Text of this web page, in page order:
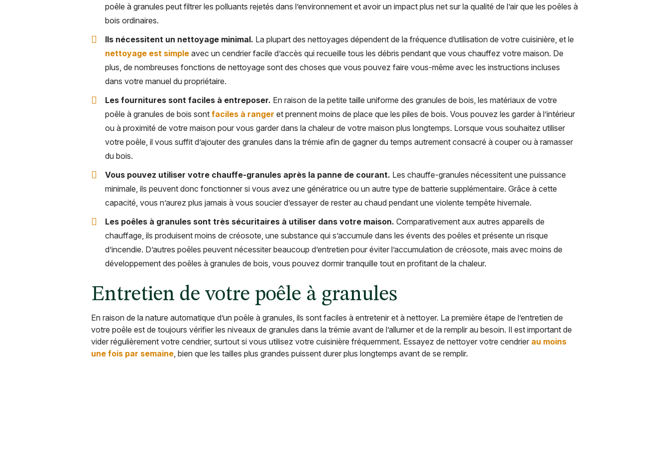
poêle à granules peut filtrer les polluants rejetés dans l’environnement et avoir un impact plus net sur la qualité de l’air que les poêles à
bois ordinaires.
Ils nécessitent un nettoyage minimal. La plupart des nettoyages dépendent de la fréquence d’utilisation de votre cuisinière, et le
nettoyage est simple avec un cendrier facile d’accès qui recueille tous les débris pendant que vous chauffez votre maison. De
plus, de nombreuses fonctions de nettoyage sont des choses que vous pouvez faire vous-même avec les instructions incluses
dans votre manuel du propriétaire.
Les fournitures sont faciles à entreposer. En raison de la petite taille uniforme des granules de bois, les matériaux de votre
poêle à granules de bois sont faciles à ranger et prennent moins de place que les piles de bois. Vous pouvez les garder à l’intérieur
ou à proximité de votre maison pour vous garder dans la chaleur de votre maison plus longtemps. Lorsque vous souhaitez utiliser
votre poêle, il vous suffit d’ajouter des granules dans la trémie afin de gagner du temps autrement consacré à couper ou à ramasser
du bois.
Vous pouvez utiliser votre chauffe-granules après la panne de courant. Les chauffe-granules nécessitent une puissance
minimale, ils peuvent donc fonctionner si vous avez une génératrice ou un autre type de batterie supplémentaire. Grâce à cette
capacité, vous n’aurez plus jamais à vous soucier d’essayer de rester au chaud pendant une violente tempête hivernale.
Les poêles à granules sont très sécuritaires à utiliser dans votre maison. Comparativement aux autres appareils de
chauffage, ils produisent moins de créosote, une substance qui s’accumule dans les évents des poêles et présente un risque
d’incendie. D’autres poêles peuvent nécessiter beaucoup d’entretien pour éviter l’accumulation de créosote, mais avec moins de
développement des poêles à granules de bois, vous pouvez dormir tranquille tout en profitant de la chaleur.
Entretien de votre poêle à granules
En raison de la nature automatique d’un poêle à granules, ils sont faciles à entretenir et à nettoyer. La première étape de l’entretien de
votre poêle est de toujours vérifier les niveaux de granules dans la trémie avant de l’allumer et de la remplir au besoin. Il est important de
vider régulièrement votre cendrier, surtout si vous utilisez votre cuisinière fréquemment. Essayez de nettoyer votre cendrier au moins
une fois par semaine , bien que les tailles plus grandes puissent durer plus longtemps avant de se remplir.